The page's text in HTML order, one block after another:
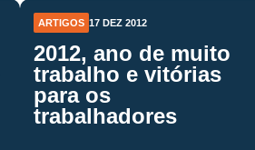
ARTIGOS 17 DEZ 2012
2012, ano de muito
trabalho e vitórias
para os
trabalhadores